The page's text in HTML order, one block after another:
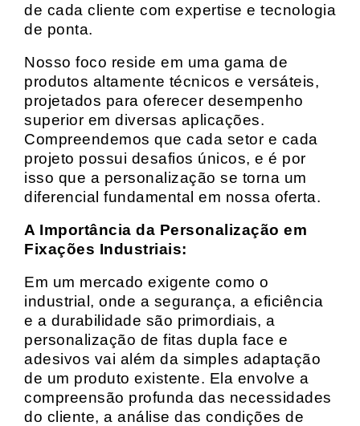
de cada cliente com expertise e tecnologia
de ponta.
Nosso foco reside em uma gama de
produtos altamente técnicos e versáteis,
projetados para oferecer desempenho
superior em diversas aplicações.
Compreendemos que cada setor e cada
projeto possui desafios únicos, e é por
isso que a personalização se torna um
diferencial fundamental em nossa oferta.
A Importância da Personalização em
Fixações Industriais:
Em um mercado exigente como o
industrial, onde a segurança, a eficiência
e a durabilidade são primordiais, a
personalização de fitas dupla face e
adesivos vai além da simples adaptação
de um produto existente. Ela envolve a
compreensão profunda das necessidades
do cliente, a análise das condições de